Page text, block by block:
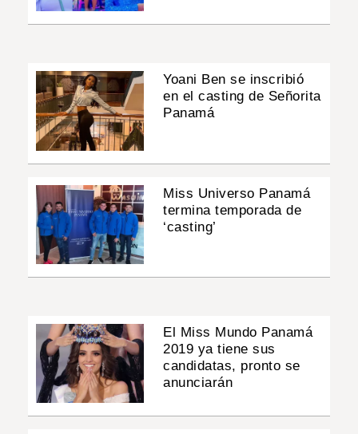
Yoani Ben se inscribió
en el casting de Señorita
Panamá
Miss Universo Panamá
termina temporada de
‘casting’
El Miss Mundo Panamá
2019 ya tiene sus
candidatas, pronto se
anunciarán